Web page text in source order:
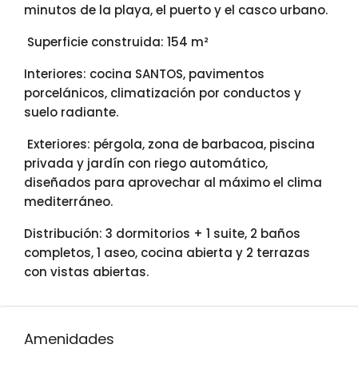
minutos de la playa, el puerto y el casco urbano.
Superficie construida: 154 m²
Interiores: cocina SANTOS, pavimentos
porcelánicos, climatización por conductos y
suelo radiante.
Exteriores: pérgola, zona de barbacoa, piscina
privada y jardín con riego automático,
diseñados para aprovechar al máximo el clima
mediterráneo.
Distribución: 3 dormitorios + 1 suite, 2 baños
completos, 1 aseo, cocina abierta y 2 terrazas
con vistas abiertas.
Amenidades